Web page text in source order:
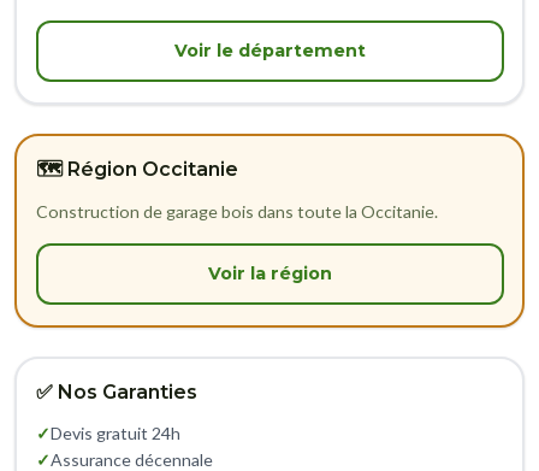
Voir le département
🗺️ Région Occitanie
Construction de garage bois dans toute la Occitanie.
Voir la région
✅ Nos Garanties
✓Devis gratuit 24h
✓Assurance décennale